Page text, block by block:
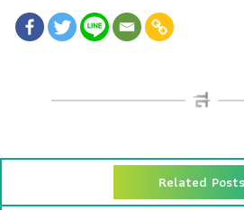
Related Posts